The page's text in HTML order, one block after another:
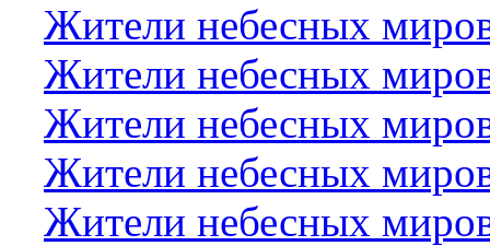
Жители небесных
Жители небесных
Жители небесных
Жители небесных
Жители небесных